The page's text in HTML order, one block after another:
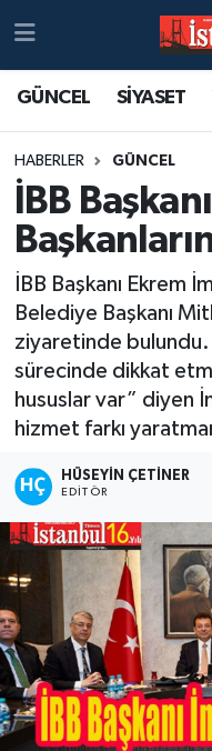
GÜNCEL SİYASET
HABERLER GÜNCEL
İBB
İBB Başkanı Ekrem
Belediye Başkanı
ziyaretinde
sürecinde dikkat
hususlar var” diyen
hizmet farkı
HÜSEYIN ÇETINER
EDITÖR